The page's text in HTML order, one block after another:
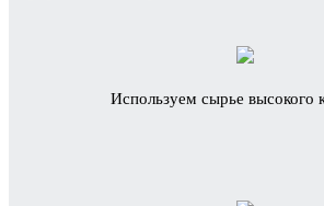
Используем сырье высокого